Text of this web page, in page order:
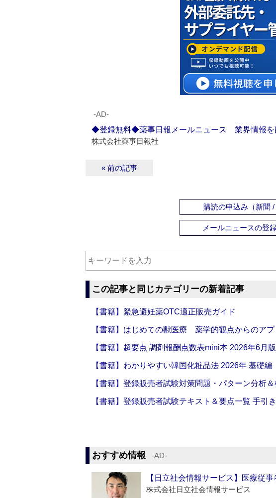
‐AD‐
◆登録無料◆薬事日報メールニュース 業界情報を
株式会社薬事日報社
« 前の記事
購読の申込み（新聞 /
メールニュースの登
この記事と同じカテゴリーの新着記事
【書籍】緊急避妊薬OTC適正販売ガイド
【書籍】はじめての獣医療 薬学的観点からのアプ
【書籍】超要点 調剤報酬点数表mini本 2026年6月版
【書籍】わかりやすい韓国化粧品法 2026年 基礎編
【書籍】登録販売者試験対策問題・パターン分析
【書籍】登録販売者試験テキスト＆要点一覧 手引
おすすめ情報 ‐AD‐
【日立社会情報サービス】医療従
株式会社日立社会情報サービス